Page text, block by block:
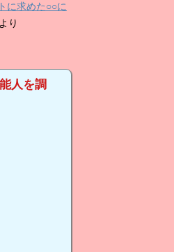
に求めた○○に
より
人を調